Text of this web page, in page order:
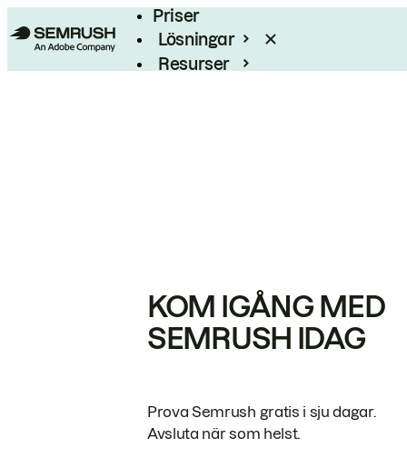
Priser
Lösningar
Resurser
KOM IGÅNG MED
SEMRUSH IDAG
Prova Semrush gratis i sju dagar.
Avsluta när som helst.